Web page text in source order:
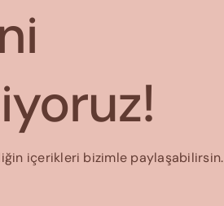
içerikleri bizimle paylaşabilirsin.